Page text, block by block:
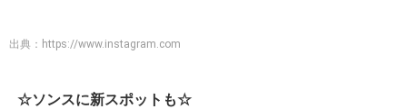
出典： https://www.instagram.com
☆ソンスに新スポットも☆